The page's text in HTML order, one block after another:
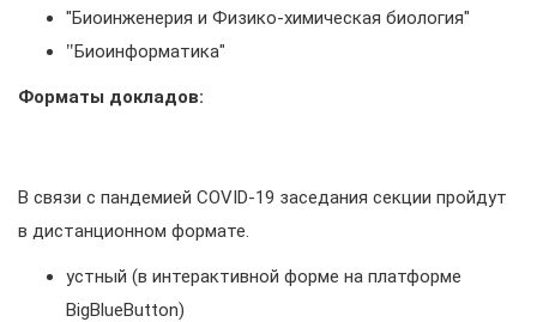
"Биоинженерия и Физико-химическая биология"
"Биоинформатика"
Форматы докладов:
В связи с пандемией COVID-19 заседания секции пройдут
в дистанционном формате.
устный (в интерактивной форме на платформе
BigBlueButton)